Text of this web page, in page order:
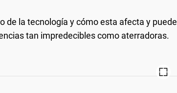
de la tecnología y cómo esta afecta y puede
tan impredecibles como aterradoras.